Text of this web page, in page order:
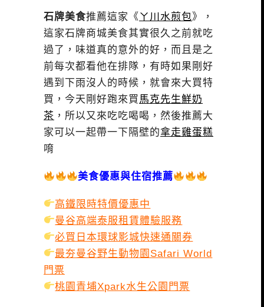
石牌美食推薦這家《 ㄚ川水煎包》，
這家石牌商城美食其實很久之前就吃
過了，味道真的意外的好，而且是之
前每次都看他在排隊，有時如果剛好
遇到下雨沒人的時候，就會來大買特
買，今天剛好跑來買馬克先生鮮奶
茶 ，所以又來吃吃喝喝，然後推薦大
家可以一起帶一下隔壁的拿走雞蛋糕
唷
美食優惠與住宿推薦
高鐵限時特價優惠中
曼谷高端泰服租賃體驗服務
必買日本環球影城快速通關券
最夯曼谷野生動物園Safari World
門票
桃園青埔Xpark水生公園門票